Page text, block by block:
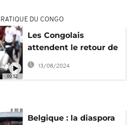
00:52
DU CONGO
Les Congolais
attendent le retour de
la dépouille de Patrice
Lumumba
13/08/2024
Belgique : la diaspora